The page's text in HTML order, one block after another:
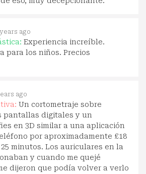
ago
Experiencia increíble.
para los niños. Precios
ago
Un cortometraje sobre
pantallas digitales y un
en 3D similar a una aplicación
por aproximadamente £18
minutos. Los auriculares en la
y cuando me quejé
dijeron que podía volver a verlo